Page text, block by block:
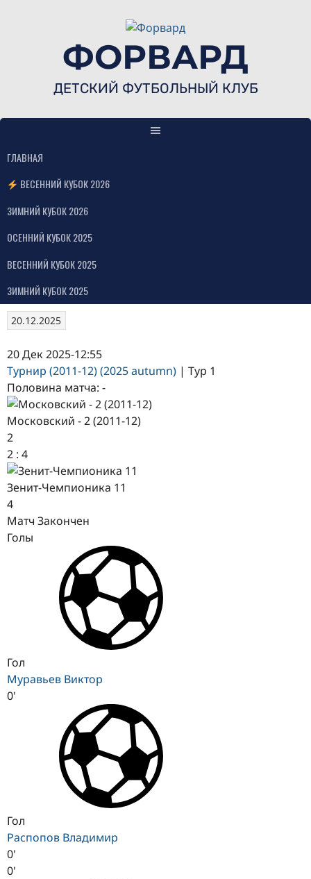
ФОРВАРД
ДЕТСКИЙ ФУТБОЛЬНЫЙ КЛУБ
ГЛАВНАЯ
ВЕСЕННИЙ КУБОК 2026
ЗИМНИЙ КУБОК 2026
ОСЕННИЙ КУБОК 2025
ВЕСЕННИЙ КУБОК 2025
ЗИМНИЙ КУБОК 2025
20.12.2025
20 Дек 2025-12:55
Турнир (2011-12) (2025 autumn) | Тур 1
Половина матча: -
Московский - 2 (2011-12)
2
2 : 4
Зенит-Чемпионика 11
4
Матч Закончен
Голы
Гол
Муравьев Виктор
0'
Гол
Распопов Владимир
0'
0'